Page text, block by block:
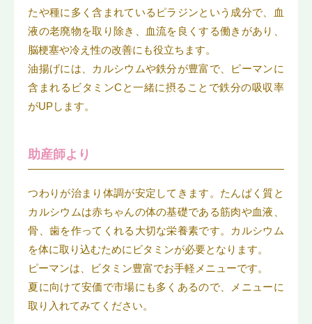
たや種に多く含まれているピラジンという成分で、血
液の老廃物を取り除き、血流を良くする働きがあり、
脳梗塞や冷え性の改善にも役立ちます。
油揚げには、カルシウムや鉄分が豊富で、ピーマンに
含まれるビタミンCと一緒に摂ることで鉄分の吸収率
がUPします。
助産師より
つわりが治まり体調が安定してきます。たんぱく質と
カルシウムは赤ちゃんの体の基礎である筋肉や血液、
骨、歯を作ってくれる大切な栄養素です。カルシウム
を体に取り込むためにビタミンが必要となります。
ピーマンは、ビタミン豊富でお手軽メニューです。
夏に向けて安価で市場にも多くあるので、メニューに
取り入れてみてください。